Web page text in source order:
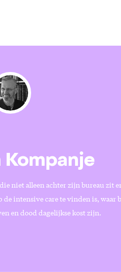
Kompanje
niet alleen achter zijn bureau zit
intensive care te vinden is, waar
en dood dagelijkse kost zijn.